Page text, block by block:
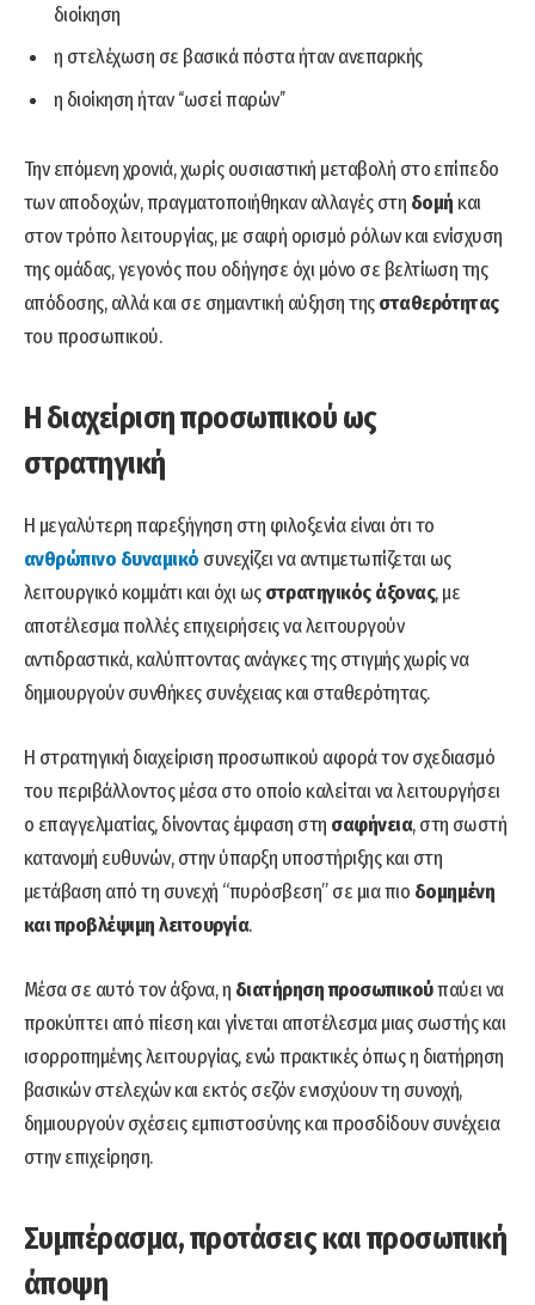
διοίκηση
η στελέχωση σε βασικά πόστα ήταν ανεπαρκής
η διοίκηση ήταν ‘‘ωσεί παρών’’
Την επόμενη χρονιά, χωρίς ουσιαστική μεταβολή στο επίπεδο
των αποδοχών, πραγματοποιήθηκαν αλλαγές στη δομήκαι
στον τρόπο λειτουργίας, με σαφή ορισμό ρόλων και ενίσχυση
της ομάδας, γεγονός που οδήγησε όχι μόνο σε βελτίωση της
απόδοσης, αλλά και σε σημαντική αύξηση τηςσταθερότητας
του προσωπικού.
Η διαχείριση προσωπικού ως
στρατηγική
Η μεγαλύτερη παρεξήγηση στη φιλοξενία είναι ότι το
ανθρώπινο δυναμικό συνεχίζει να αντιμετωπίζεται ως
λειτουργικό κομμάτι και όχι ωςστρατηγικός άξονας, με
αποτέλεσμα πολλές επιχειρήσεις να λειτουργούν
αντιδραστικά, καλύπτοντας ανάγκες της στιγμής χωρίς να
δημιουργούν συνθήκες συνέχειας και σταθερότητας.
Η στρατηγική διαχείριση προσωπικού αφορά τον σχεδιασμό
του περιβάλλοντος μέσα στο οποίο καλείται να λειτουργήσει
ο επαγγελματίας, δίνοντας έμφαση στη σαφήνεια, στη σωστή
κατανομή ευθυνών, στην ύπαρξη υποστήριξης και στη
μετάβαση από τη συνεχή “πυρόσβεση” σε μια πιο δομημένη
και προβλέψιμη λειτουργία.
Μέσα σε αυτό τον άξονα, η διατήρηση προσωπικούπαύει να
προκύπτει από πίεση και γίνεται αποτέλεσμα μιας σωστής και
ισορροπημένης λειτουργίας, ενώ πρακτικές όπως η διατήρηση
βασικών στελεχών και εκτός σεζόν ενισχύουν τη συνοχή,
δημιουργούν σχέσεις εμπιστοσύνης και προσδίδουν συνέχεια
στην επιχείρηση.
Συμπέρασμα, προτάσεις και προσωπική
άποψη